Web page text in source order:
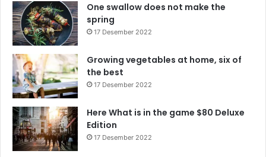
One swallow does not make the
spring
17 Desember 2022
Growing vegetables at home, six of
the best
17 Desember 2022
Here What is in the game $80 Deluxe
Edition
17 Desember 2022